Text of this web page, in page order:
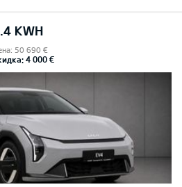
KWH
50 690 €
4 000 €